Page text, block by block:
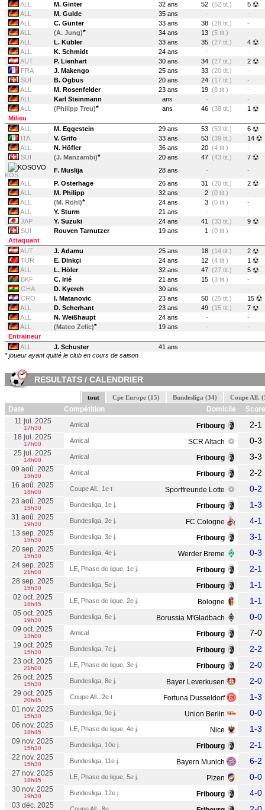
ALL
M. Ginter 32 ans 52 (52 tit.)
5
ALL
M. Gulde 35 ans -
-
ALL
C. Günter 33 ans 38 (28 tit.)
-
ALL
(A. Jung)* 34 ans 13 (5 tit.)
-
ALL
L. Kübler 33 ans 35 (27 tit.)
4
ALL
K. Schmidt 24 ans -
-
AUT
P. Lienhart 30 ans 34 (27 tit.)
2
FRA
J. Makengo 25 ans 33 (20 tit.)
-
SUI
B. Ogbus 20 ans 24 (17 tit.)
-
ALL
M. Rosenfelder 23 ans 19 (8 tit.)
-
ALL
Karl Steinmann ans -
-
ALL
(Philipp Treu)* ans 46 (38 tit.)
1
Milieu
ALL
M. Eggestein 29 ans 53 (53 tit.)
6
ITA
V. Grifo 33 ans 53 (39 tit.)
14
ALL
N. Höfler 36 ans 20 (4 tit.)
-
SUI
(J. Manzambi)* 20 ans 47 (43 tit.) 7
KOS
F. Muslija 28 ans -
-
ALL
P. Osterhage 26 ans 31 (20 tit.)
2
ALL
M. Philipp 32 ans 2 (0 tit.)
-
ALL
(M. Röhl)* 24 ans 3 (0 tit.)
-
ALL
Y. Sturm 21 ans -
-
JAP
Y. Suzuki 24 ans 41 (33 tit.)
9
SUI
Rouven Tarnutzer 19 ans 1 (0 tit.)
-
Attaquant
AUT
J. Adamu 25 ans 18 (14 tit.)
2
TUR
E. Dinkçi 24 ans 12 (4 tit.)
1
ALL
L. Höler 32 ans 47 (27 tit.)
5
BKF
C. Irié 21 ans 15 (3 tit.)
-
GHA
D. Kyereh 30 ans -
-
CRO
I. Matanovic 23 ans 50 (25 tit.)
15
ALL
D. Scherhant 23 ans 49 (15 tit.)
7
ALL
N. Weißhaupt 24 ans -
-
ALL
(Mateo Zelic)* 19 ans -
-
Entraineur
ALL
J. Schuster
41 ans
* joueur ayant quitté le club en cours de saison
RESULTATS / CALENDRIER
tout Cpe Europe (15) Bundesliga (34) Coupe All.
Date Compétition Domicile
Score
11 jui. 2025
17h30 Amical Fribourg 2-1
18 jui. 2025
17h00 Amical SCR Altach 0-3
25 jui. 2025
14h00 Amical Fribourg 3-3
09 aoû. 2025
15h30 Amical Fribourg 2-2
16 aoû. 2025
18h00 Coupe All., 1e t Sportfreunde Lotte 0-2
23 aoû. 2025
15h30 Bundesliga, 1e j. Fribourg 1-3
31 aoû. 2025
19h30 Bundesliga, 2e j. FC Cologne 4-1
13 sep. 2025
15h30 Bundesliga, 3e j. Fribourg 3-1
20 sep. 2025
15h30 Bundesliga, 4e j. Werder Breme 0-3
24 sep. 2025
21h00 LE, Phase de ligue, 1e j. Fribourg 2-1
28 sep. 2025
15h30 Bundesliga, 5e j. Fribourg 1-1
02 oct. 2025
18h45 LE, Phase de ligue, 2e j. Bologne 1-1
05 oct. 2025
19h30 Bundesliga, 6e j. Borussia M'Gladbach 0-0
09 oct. 2025
13h00 Amical Fribourg 7-0
19 oct. 2025
15h30 Bundesliga, 7e j. Fribourg 2-2
23 oct. 2025
21h00 LE, Phase de ligue, 3e j. Fribourg 2-0
26 oct. 2025
15h30 Bundesliga, 8e j. Bayer Leverkusen 2-0
29 oct. 2025
20h45 Coupe All., 2e t Fortuna Dusseldorf 1-3
01 nov. 2025
15h30 Bundesliga, 9e j. Union Berlin 0-0
06 nov. 2025
18h45 LE, Phase de ligue, 4e j. Nice 1-3
09 nov. 2025
15h30 Bundesliga, 10e j. Fribourg 2-1
22 nov. 2025
15h30 Bundesliga, 11e j. Bayern Munich 6-2
27 nov. 2025
18h45 LE, Phase de ligue, 5e j. Plzen 0-0
30 nov. 2025
19h30 Bundesliga, 12e j. Fribourg 4-0
03 déc. 2025